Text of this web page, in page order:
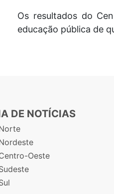
Os resultados do
educação pública de
DE NOTÍCIAS
Oeste